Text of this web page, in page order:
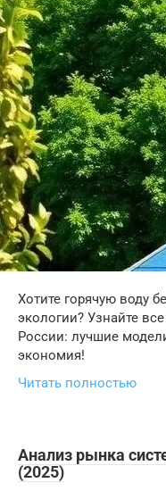
Хотите горячую воду
экологии? Узнайте
России: лучшие
экономия!
Читать полностью
Анализ рынка
(2025)